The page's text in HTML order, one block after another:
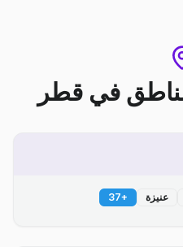
في قطر
عنيزة +
37